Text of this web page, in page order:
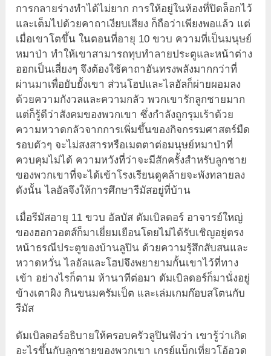
การกลายร่างทำได้ไม่ยาก การให้อยู่ในห้องที่ปิดล็อกไว้
และเต็มไปด้วยคาถาเงียบเสียง ก็ถือว่าเพียงพอแล้ว แต่
เมื่อเขาโตขึ้น ในตอนที่อายุ 10 ขวบ ความที่เป็นมนุษย์
หมาป่า ทำให้เขาสามารถทุบทำลายประตูและหน้าต่าง
ออกเป็นเสี่ยงๆ จึงต้องใช้คาถาอันทรงพลังมากกว่าที่
ผ่านมาเพื่อยับยั้งเขา ส่วนโฮปและไลอัลก็ผ่ายผอมลง
ด้วยความกังวลและความกลัว พวกเขารักลูกชายมาก
แต่ก็รู้ดีว่าสังคมของพวกเขา ซึ่งกำลังถูกรุมเร้าด้วย
ความหวาดกลัวจากการเพิ่มขึ้นของกิจกรรมศาสตร์มืด
รอบตัวๆ จะไม่สงสารหรือเมตตาต่อมนุษย์หมาป่าที่
ควบคุมไม่ได้ ความหวังที่ว่าจะมีสักครั้งสำหรับลูกชาย
ของพวกเขาที่จะได้เข้าโรงเรียนดูคล้ายจะพังทลายลง
ดังนั้น ไลอัลจึงให้การศึกษารีมัสอยู่ที่บ้าน
เมื่อรีมัสอายุ 11 ขวบ อัลบัส ดัมเบิลดอร์ อาจารย์ใหญ่
ของฮอกวอตส์ก็มาเยี่ยมเยือนโดยไม่ได้รับเชิญอยู่ตรง
หน้าธรณีประตูของบ้านลูปิน ด้วยความรู้สึกสับสนและ
หวาดหวั่น ไลอัลและโฮปจึงพยายามกั้นเขาไว้ที่ทาง
เข้า อย่างไรก็ตาม ห้านาทีต่อมา ดัมเบิลดอร์ก็มานั่งอยู่
ข้างเตาผิง กินขนมครัมเป็ต และเล่มเกมก๊อบสโตนกับ
รีมัส
ดัมเบิลดอร์อธิบายให้ครอบครัวลูปินฟังว่า เขารู้ว่าเกิด
อะไรขึ้นกับลูกชายของพวกเขา เกรย์แบ็กเที่ยวโอ้อวด